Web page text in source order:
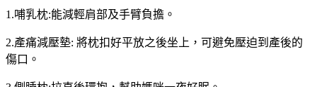
1.哺乳枕:能減輕肩部及手臂負擔。
2.產痛減壓墊: 將枕扣好平放之後坐上，可避免壓迫到產後的
傷口。